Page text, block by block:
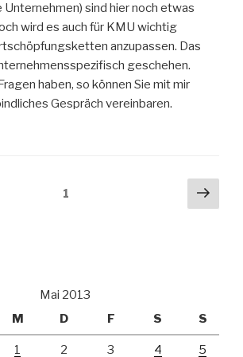
sind hier noch etwas
wird es auch für KMU wichtig
anzupassen. Das
geschehen.
haben, so können Sie mit mir
Gespräch vereinbaren.
1
Mai 2013
M D F S S
1 2 3 4 5